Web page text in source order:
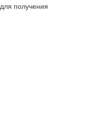
для получения